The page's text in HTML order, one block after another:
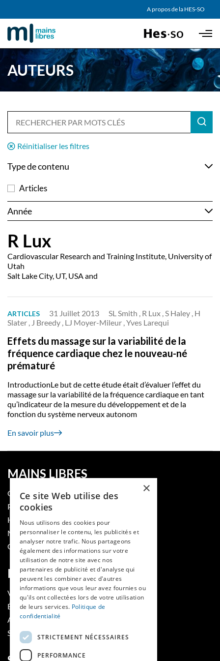
Skip to main content
A propos de la HES-SO
PARTENAIRES
AUTEURS
Réinitialiser les filtres
Type de contenu
Articles
Année
R Lux
Cardiovascular Research and Training Institute, University of
Utah
Salt Lake City, UT, USA and
ARTICLES 31 Juillet 2013
SL Smith , R Lux , S Haley , H
Slater , J Breedy , LJ Moyer-Mileur , Yves Larequi
Effets du massage sur la variabilité de la
fréquence cardiaque chez le nouveau-né
prématuré
IntroductionLe but de cette étude était d’évaluer l’effet du
massage sur la variabilité de la fréquence cardiaque en tant
qu’indicateur de la mesure du développement et de la
fonction du système nerveux autonom
En savoir plus
MAINS LIBRES
QUI SOMMES-NOUS
PUBLIER DANS LA REVUE
HES-SO
MÉDECINE ET HYGIÈNE
CONTACT
RUBRIQUES
VOIR LES NUMÉROS
ÉVÈNEMENTS MAINS LIBRES
AGENDA
SOUTIENS
×
Ce site Web utilise des
cookies
Nous utilisons des cookies pour
personnaliser le contenu, les publicités et
analyser notre trafic. Nous partageons
également des informations sur votre
utilisation de notre site avec nos
partenaires de publicité et d'analyse qui
peuvent les combiner avec d'autres
informations que vous leur avez fournies ou
qu'ils ont collectées lors de votre utilisation
de leurs services. Politique de
confidentialité
STRICTEMENT NÉCESSAIRES
PERFORMANCE